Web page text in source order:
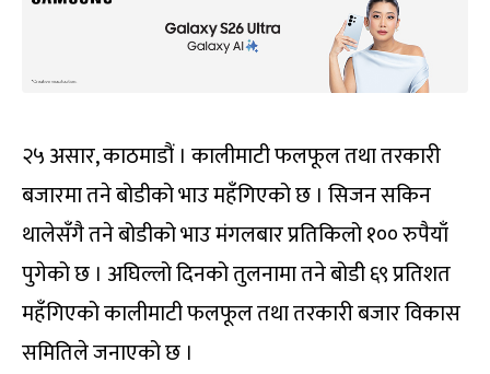
२५ असार, काठमाडौं । कालीमाटी फलफूल तथा तरकारी
बजारमा तने बोडीको भाउ महँगिएको छ । सिजन सकिन
थालेसँगै तने बोडीको भाउ मंगलबार प्रतिकिलो १०० रुपैयाँ
पुगेको छ । अघिल्लो दिनको तुलनामा तने बोडी ६९ प्रतिशत
महँगिएको कालीमाटी फलफूल तथा तरकारी बजार विकास
समितिले जनाएको छ ।